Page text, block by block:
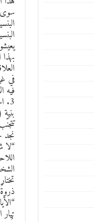
سوى
في
فيه
3. الحبكة: لا حدث إلا التشظي
نجد
“لا